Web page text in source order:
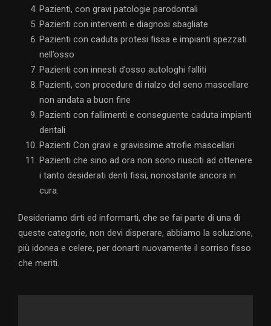
Pazienti, con gravi patologie parodontali
Pazienti con interventi e diagnosi sbagliate
Pazienti con caduta protesi fissa e impianti spezzati
nell’osso
Pazienti con innesti d’osso autologhi falliti
Pazienti, con procedure di rialzo del seno mascellare
non andata a buon fine
Pazienti con fallimenti e conseguente caduta impianti
dentali
Pazienti Con gravi e gravissime atrofie mascellari
Pazienti che sino ad ora non sono riusciti ad ottenere
i tanto desiderati denti fissi, nonostante ancora in
cura.
Desideriamo dirti ed informarti, che se fai parte di una di
queste categorie, non devi disperare, abbiamo la soluzione,
più idonea e celere, per donarti nuovamente il sorriso fisso
che meriti.